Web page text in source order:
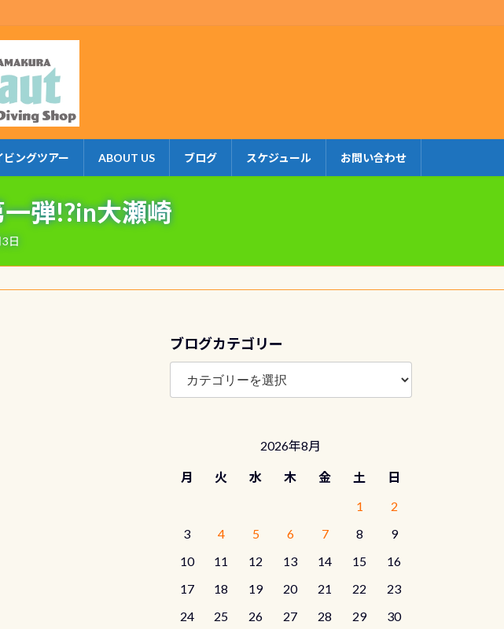
ビングツアー ABOUT US ブログ スケジュール お問い合わせ
弾!?in大瀬崎
日
ブログカテゴリー
ブ
グ
2026年8月
月 火 水 木 金 土
日
1
2
3
4 5 6 7 8
9
10
11 12 13 14 15
16
17
18 19 20 21 22
23
24
25 26 27 28 29
30